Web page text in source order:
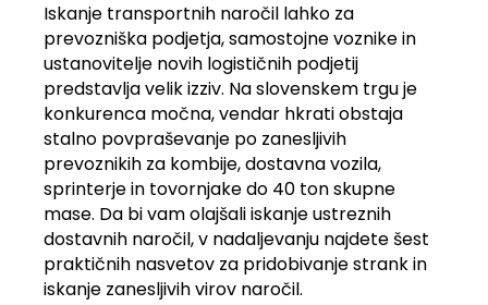
Iskanje transportnih naročil lahko za
prevozniška podjetja, samostojne voznike in
ustanovitelje novih logističnih podjetij
predstavlja velik izziv. Na slovenskem trgu je
konkurenca močna, vendar hkrati obstaja
stalno povpraševanje po zanesljivih
prevoznikih za kombije, dostavna vozila,
sprinterje in tovornjake do 40 ton skupne
mase. Da bi vam olajšali iskanje ustreznih
dostavnih naročil, v nadaljevanju najdete šest
praktičnih nasvetov za pridobivanje strank in
iskanje zanesljivih virov naročil.